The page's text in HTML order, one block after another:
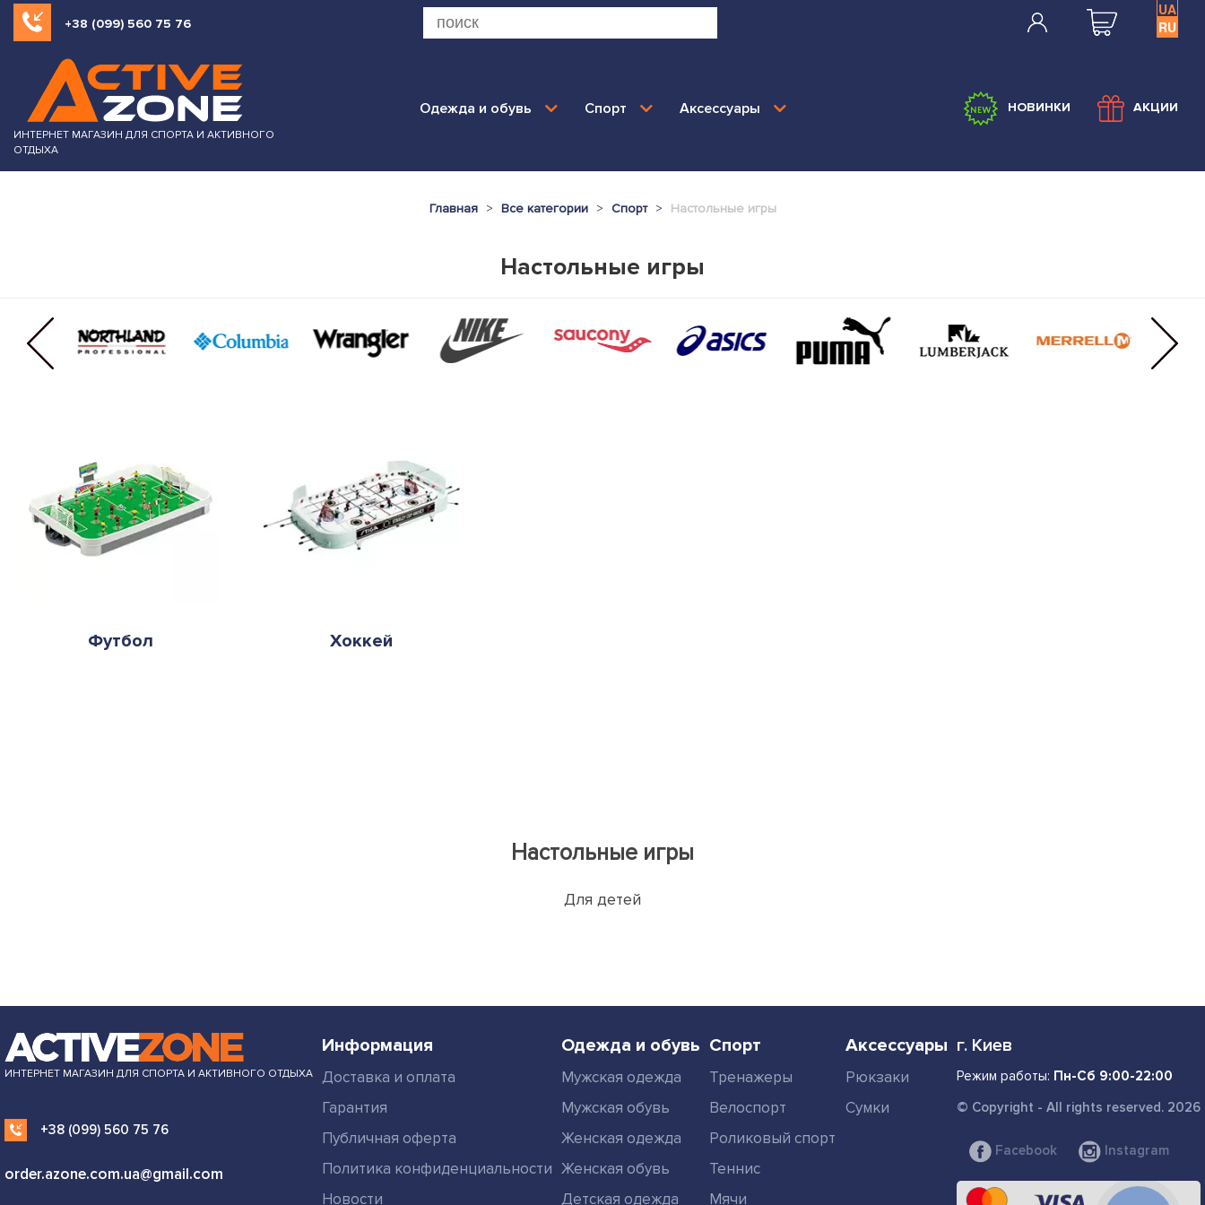
+38 (099) 560 75 76
UA
RU
ИНТЕРНЕТ МАГАЗИН ДЛЯ СПОРТА И АКТИВНОГО
ОТДЫХА
Одежда и обувь Спорт Аксессуары НОВИНКИ АКЦИИ
Главная Все категории Спорт Настольные игры
Настольные игры
Футбол Хоккей
Настольные игры
Для детей
ИНТЕРНЕТ МАГАЗИН ДЛЯ СПОРТА И АКТИВНОГО ОТДЫХА
+38 (099) 560 75 76
order.azone.com.ua@gmail.com
Информация
Доставка и оплата
Гарантия
Публичная оферта
Политика конфиденциальности
Новости
Одежда и обувь
Мужская одежда
Мужская обувь
Женская одежда
Женская обувь
Детская одежда
Спорт
Тренажеры
Велоспорт
Роликовый спорт
Теннис
Мячи
Аксессуары
Рюкзаки
Сумки
г. Киев
Режим работы: Пн-Сб 9:00-22:00
© Copyright - All rights reserved. 2026
Facebook Instagram